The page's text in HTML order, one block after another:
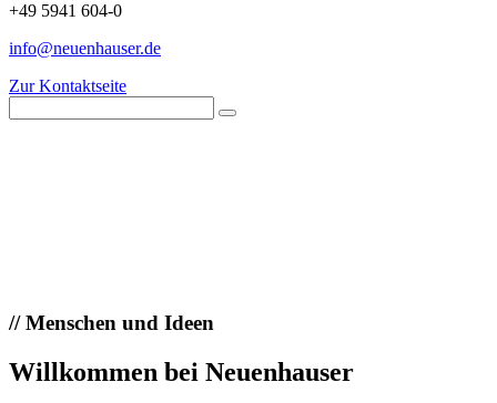
+49 5941 604-0
info@neuenhauser.de
Zur Kontaktseite
//Menschen und Ideen
Willkommen bei Neuenhauser